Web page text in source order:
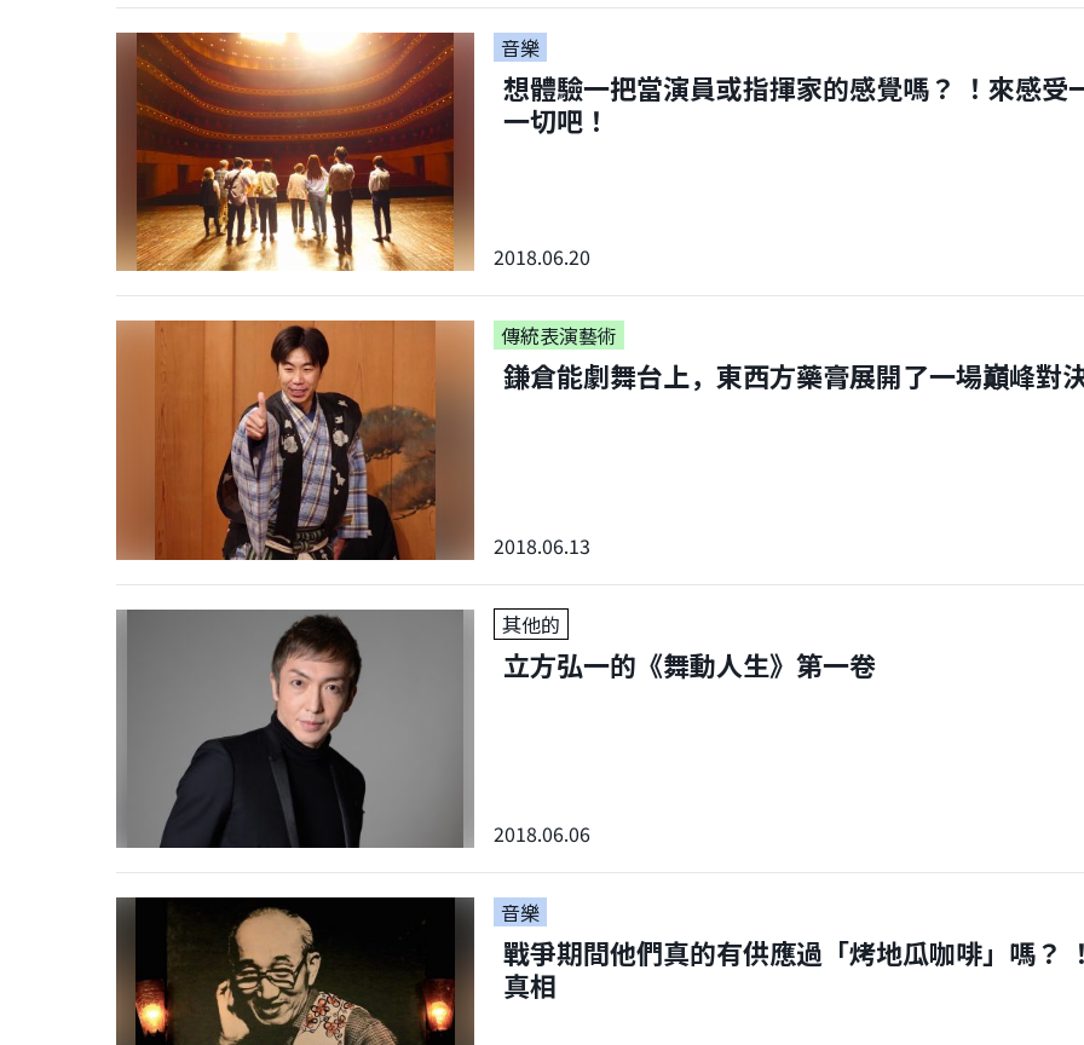
音樂
想體驗一把當演員或指揮家的感覺嗎？ ！來感受
一切吧！
2018.06.20
傳統表演藝術
鎌倉能劇舞台上，東西方藥膏展開了一場巔峰對
2018.06.13
其他的
立方弘一的《舞動人生》第一卷
2018.06.06
音樂
戰爭期間他們真的有供應過「烤地瓜咖啡」嗎？
真相